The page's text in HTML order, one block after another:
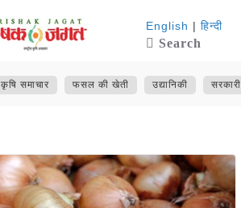
English | हिन्दी
Search
कृषि समाचार फसल की खेती उद्यानिकी